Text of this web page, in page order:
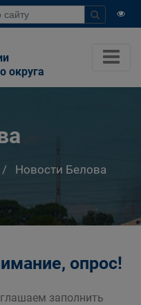
округа
Новости Белова
опрос!
заполнить